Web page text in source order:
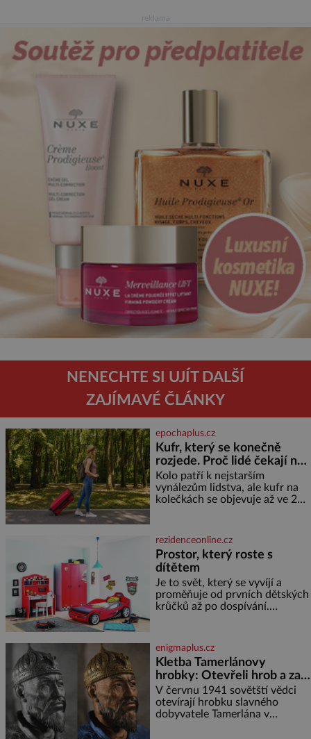
NENECHTE SI UJÍT DALŠÍ
ZAJÍMAVÉ ČLÁNKY
epochaplus.cz
Kufr, který se konečně
rozjede. Proč lidé čekají na
kolečka téměř pět tisíc let?
Kolo patří k nejstarším
vynálezům lidstva, ale kufr na
kolečkách se objevuje až ve 20.
zádech nebo je nakládají na
povozy. Stačí přitom jediný
nápad, připevnit ke kufru
kolečka. Jenže právě ten nikdo
dlouho nedostane. Až jednou se
na letišti ozve věta, která změní
rezidenceonline.cz
Prostor, který roste s
dítětem
Je to svět, který se vyvíjí a
proměňuje od prvních dětských
krůčků až po dospívání.
soustředění i odpočinek a
reaguje na každou etapu života
a specifické potřeby dítěte. Pro
nejmenší je klíčová
jednoduchost, měkkost a
bezpečí, proto by pokoj
miminka měl působit především
enigmaplus.cz
Kletba Tamerlánovy
hrobky: Otevřeli hrob a za
dva dny začala invaze do
SSSR. Náhoda, nebo
varování?
V červnu 1941 sovětští vědci
otevírají hrobku slavného
dobyvatele Tamerlána v